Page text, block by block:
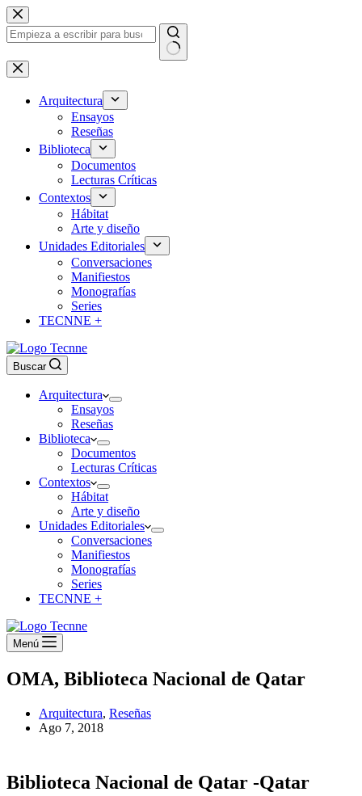
Saltar
al
contenido
Sin
resultados
Arquitectura
Ensayos
Reseñas
Biblioteca
Documentos
Lecturas Críticas
Contextos
Hábitat
Arte y diseño
Unidades Editoriales
Conversaciones
Manifiestos
Monografías
Series
TECNNE +
Buscar
Arquitectura
Ensayos
Reseñas
Biblioteca
Documentos
Lecturas Críticas
Contextos
Hábitat
Arte y diseño
Unidades Editoriales
Conversaciones
Manifiestos
Monografías
Series
TECNNE +
Menú
OMA, Biblioteca Nacional de Qatar
Arquitectura, Reseñas
Ago 7, 2018
Biblioteca Nacional de Qatar -Qatar